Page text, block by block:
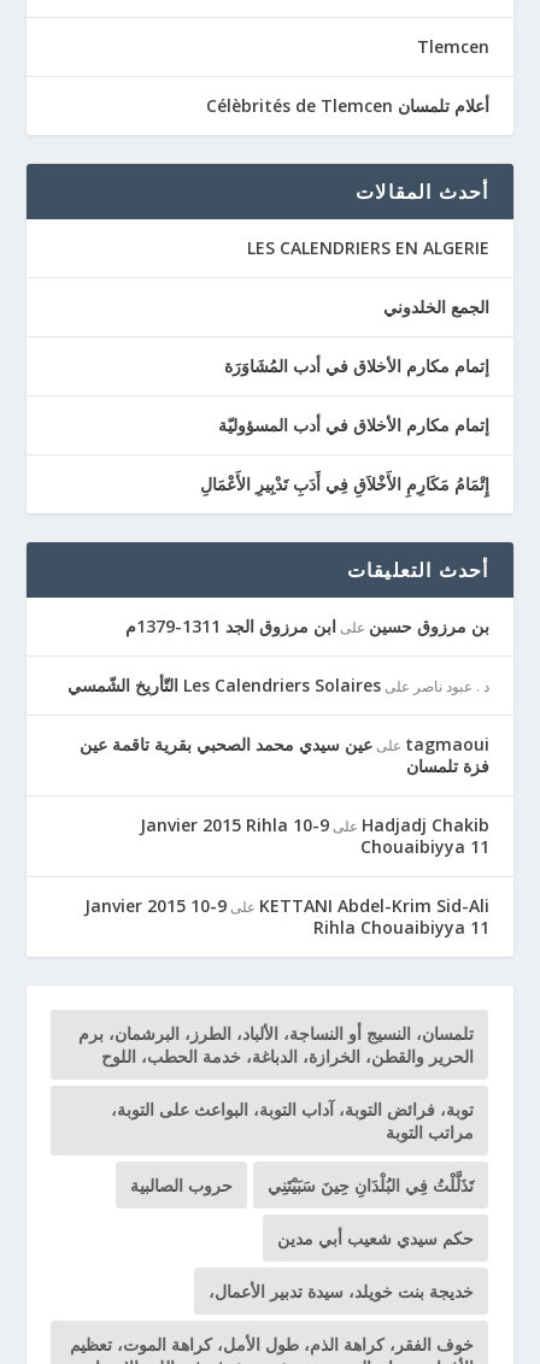
Tlemcen
أعلام تلمسان Célèbrités de Tlemcen
أحدث المقالات
LES CALENDRIERS EN ALGERIE
الجمع الخلدوني
إتمام مكارم الأخلاق في أدب المُشَاوَرَة
إتمام مكارم الأخلاق في أدب المسؤوليّة
إِتْمَامُ مَكَارِمِ الأَخْلاَقِ فِي أَدَبِ تَدْبِيرِ الأَعْمَالِ
أحدث التعليقات
بن مرزوق حسينعلى ابن مرزوق الجد 1311-1379م
د . عبود ناصرعلى Les Calendriers Solaires التّأريخ الشّمسي
tagmaouiعلى عين سيدي محمد الصحبي بقرية تاقمة عين
فزة تلمسان
Hadjadj Chakibعلى
9-10 Janvier 2015 Rihla
Chouaibiyya 11
KETTANI Abdel-Krim Sid-Aliعلى
9-10 Janvier 2015
Rihla Chouaibiyya 11
تلمسان، النسيج أو النساجة، الألباد، الطرز، البرشمان، برم
الحرير والقطن، الخرازة، الدباغة، خدمة الحطب، اللوح
توبة، فرائض التوبة، آداب التوبة، البواعث على التوبة،
مراتب التوبة
تَذَلَّلْتُ فِي البُلْدَانِ حِينَ سَبَيْتَنِي حروب الصالبية
حكم سيدي شعيب أبي مدين
خديجة بنت خويلد، سيدة تدبير الأعمال،
خوف الفقر، كراهة الذم، طول الأمل، كراهة الموت، تعظيم